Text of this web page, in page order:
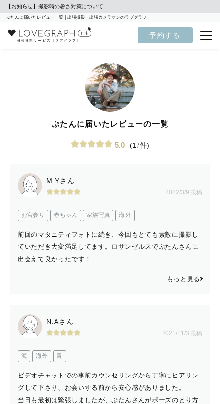
【お知らせ】撮影時の暑さ対策について
ぷたんに届いたレビュー一覧 | 出張撮影・出張カメラマンのラブグラフ
予約する
ぷたんに届いたレビューの一覧
5.0 (17件)
M.Yさん
2022/3/9 投稿
お宮参り 赤ちゃん 家族写真 海外
前回のマタニティフォトに続き、今回もとても素敵に撮影し
ていただき大変満足してます。ロサンゼルスでぷたんさんに
出会えて良かったです！
もっと見る
N.Aさん
2021/11/3 投稿
海 海外 青
ビデオチャットでの事前カウンセリングから丁寧にヒアリン
グして下さり、お会いする前から安心感がありました。
当日も最初は緊張しましたが、ぷたんさんがポーズのとり方